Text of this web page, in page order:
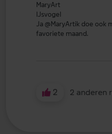
MaryArt
IJsvogel
Ja @MaryArtik doe ook
favoriete maand.
2 2 anderen